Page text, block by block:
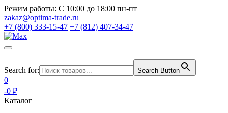
Режим работы: С 10:00 до 18:00 пн-пт
zakaz@optima-trade.ru
+7 (800) 333-15-47 +7 (812) 407-34-47
Search for: Search Button
0
-0 ₽
Каталог